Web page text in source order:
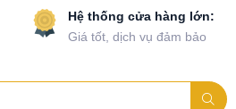
Hệ thống cửa hàng lớn:
Giá tốt, dịch vụ đảm bảo